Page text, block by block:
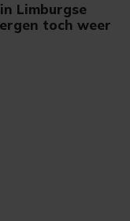
Limburgse
toch weer